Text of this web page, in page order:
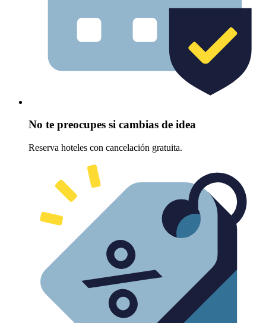
No te preocupes si cambias de idea
Reserva hoteles con cancelación gratuita.